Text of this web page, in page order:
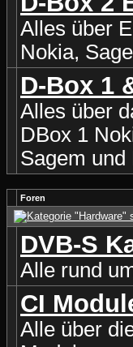
Alles über
Nokia,
D-Box 1
Alles über
DBox 1
Sagem und
Foren
DVB-S
Alle rund
CI
Alle über